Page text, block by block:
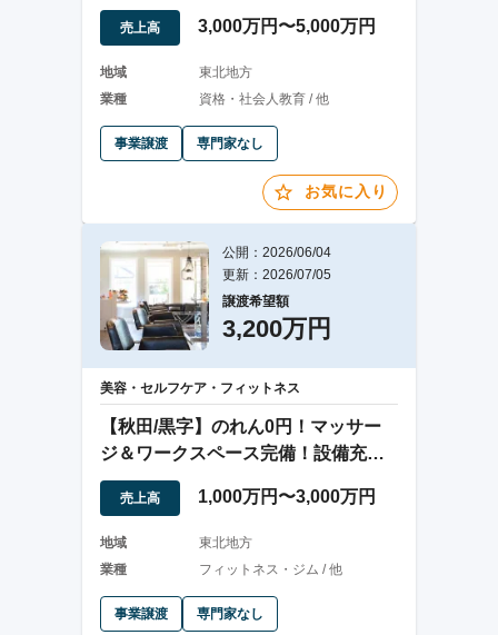
売上高 3,000万円〜5,000万円
地域
東北地方
業種
資格・社会人教育 / 他
事業譲渡 専門家なし
お気に入り
公開：2026/06/04
更新：2026/07/05
譲渡希望額
3,200万円
美容・セルフケア・フィットネス
【秋田/黒字】のれん0円！マッサー
ジ＆ワークスペース完備！設備充実
の24時間ジム
売上高 1,000万円〜3,000万円
地域
東北地方
業種
フィットネス・ジム / 他
事業譲渡 専門家なし